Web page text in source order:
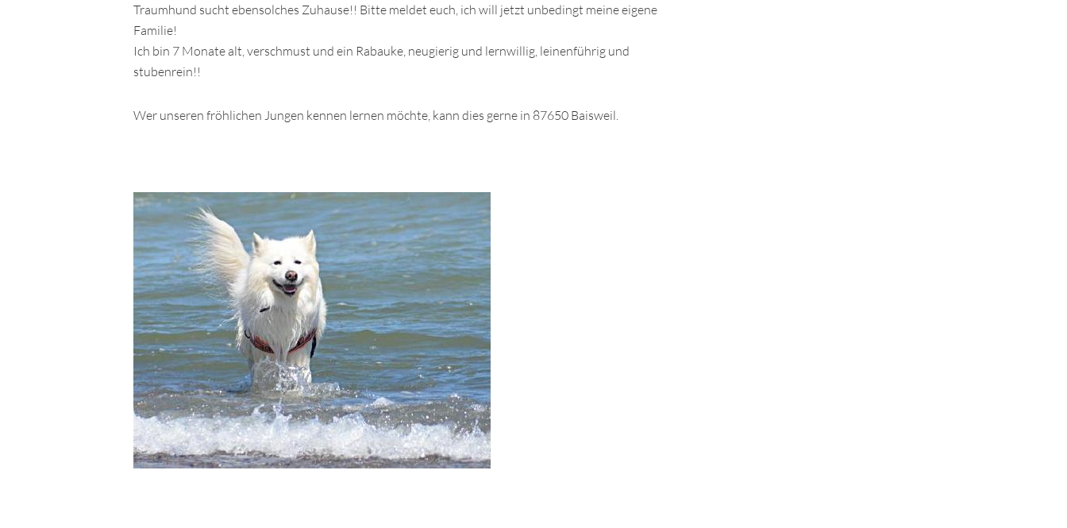
Traumhund sucht ebensolches Zuhause!! Bitte meldet euch, ich will jetzt unbedingt meine eigene
Familie!
Ich bin 7 Monate alt, verschmust und ein Rabauke, neugierig und lernwillig, leinenführig und
stubenrein!!
Wer unseren fröhlichen Jungen kennen lernen möchte, kann dies gerne in 87650 Baisweil.